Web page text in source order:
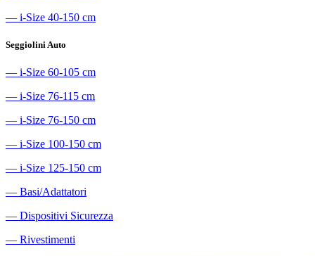
― i-Size 40-150 cm
Seggiolini Auto
― i-Size 60-105 cm
― i-Size 76-115 cm
― i-Size 76-150 cm
― i-Size 100-150 cm
― i-Size 125-150 cm
― Basi/Adattatori
― Dispositivi Sicurezza
― Rivestimenti